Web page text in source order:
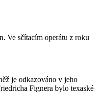
Ve sčítacím operátu z roku
je odkazováno v jeho
Fignera bylo texaské